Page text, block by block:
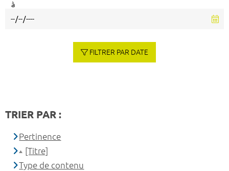
à
FILTRER PAR DATE
TRIER PAR :
Pertinence
[Titre]
Type de contenu